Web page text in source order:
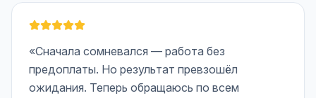
«Сначала сомневался — работа без
предоплаты. Но результат превзошёл
ожидания. Теперь обращаюсь по всем